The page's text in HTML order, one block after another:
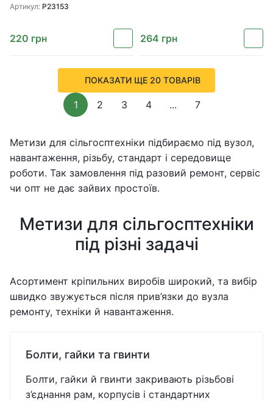
Артикул: P23153
220 грн 264 грн
ПОКАЗАТИ ЩЕ 20 ТОВАРІВ
1 2 3 4 ... 7
Метизи для сільгосптехніки підбираємо під вузол,
навантаження, різьбу, стандарт і середовище
роботи. Так замовлення під разовий ремонт, сервіс
чи опт не дає зайвих простоїв.
Метизи для сільгосптехніки
під різні задачі
Асортимент кріпильних виробів широкий, та вибір
швидко звужується після прив’язки до вузла
ремонту, техніки й навантаження.
Болти, гайки та гвинти
Болти, гайки й гвинти закривають різьбові
з’єднання рам, корпусів і стандартних